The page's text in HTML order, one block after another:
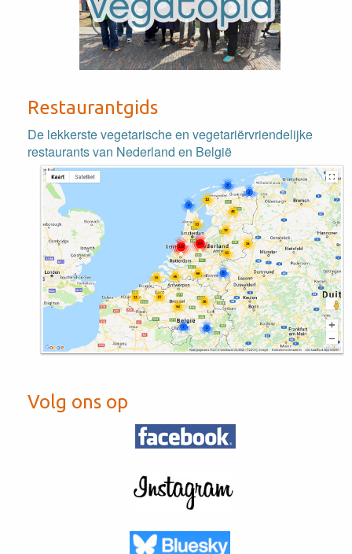
Restaurantgids
De lekkerste vegetarische en vegetariërvriendelijke
restaurants van Nederland en België
Volg ons op